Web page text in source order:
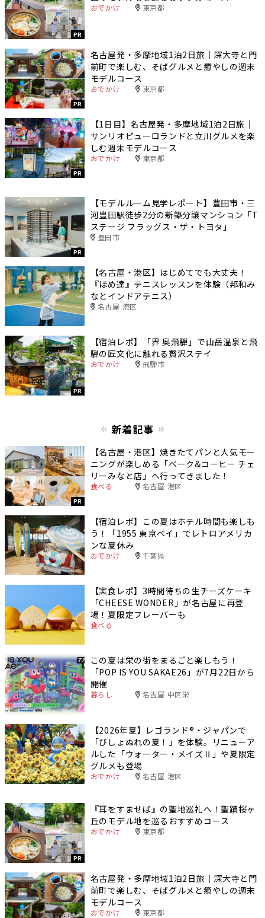
PR
おでかけ 東京都
PR
名古屋発・多摩地域1泊2日旅｜深大寺と門
前町で楽しむ、そばグルメと癒やしの週末
モデルコース
おでかけ 東京都
PR
【1日目】名古屋発・多摩地域1泊2日旅｜
サンリオピューロランドと立川グルメを楽
しむ週末モデルコース
おでかけ 東京都
PR
【モデルルーム見学レポート】豊田市・三
河豊田駅徒歩2分の新築分譲マンション「T
ステージ フラッグス・ザ・トヨタ」
豊田市
【名古屋・港区】はじめてでも大丈夫！
『ほめ達』テニスレッスンを体験（邦和み
なとインドアテニス）
名古屋 港区
PR
【宿泊レポ】「界 奥飛騨」で山岳温泉と飛
騨の匠文化に触れる贅沢ステイ
おでかけ 飛騨市
新着記事
PR
【名古屋・港区】焼きたてパンと人気モー
ニングが楽しめる「ベーク&コーヒー チェ
リーみなと店」へ行ってきました！
食べる 名古屋 港区
【宿泊レポ】この夏はホテル時間も楽しも
う！「1955 東京ベイ」でレトロアメリカ
ンな夏休み
おでかけ 千葉県
【実食レポ】3時間待ちの生チーズケーキ
「CHEESE WONDER」が名古屋に再登
場！夏限定フレーバーも
食べる
この夏は栄の街をまるごと楽しもう！
「POP IS YOU SAKAE26」が7月22日から
開催
暮らし 名古屋 中区栄
【2026年夏】レゴランド®・ジャパンで
「びしょぬれの夏！」を体験。リニューア
ルした「ウォーター・メイズⅡ」や夏限定
グルメも登場
おでかけ 名古屋 港区
PR
『耳をすませば』の聖地巡礼へ！聖蹟桜ヶ
丘のモデル地を巡るおすすめコース
おでかけ 東京都
名古屋発・多摩地域1泊2日旅｜深大寺と門
前町で楽しむ、そばグルメと癒やしの週末
モデルコース
おでかけ 東京都